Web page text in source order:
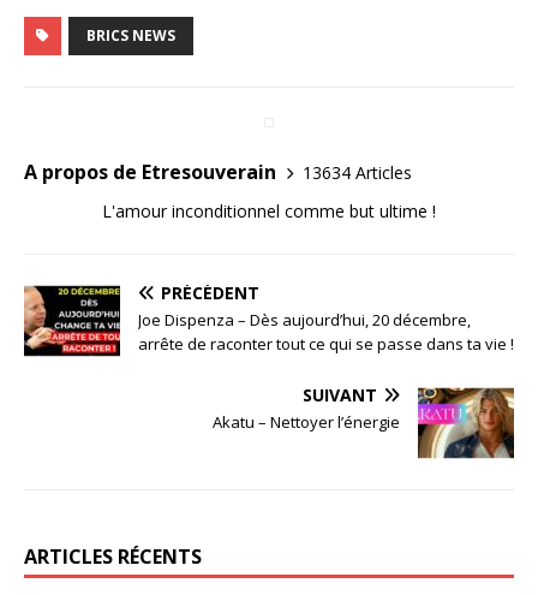
BRICS NEWS
A propos de Etresouverain
13634 Articles
L'amour inconditionnel comme but ultime !
PRÉCÉDENT
Joe Dispenza – Dès aujourd’hui, 20 décembre,
arrête de raconter tout ce qui se passe dans ta vie !
SUIVANT
Akatu – Nettoyer l’énergie
ARTICLES RÉCENTS